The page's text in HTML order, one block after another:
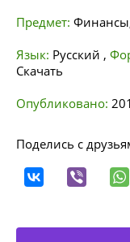
Предмет:
Язык: Русский ,
Скачать
Опубликовано:
Поделись с